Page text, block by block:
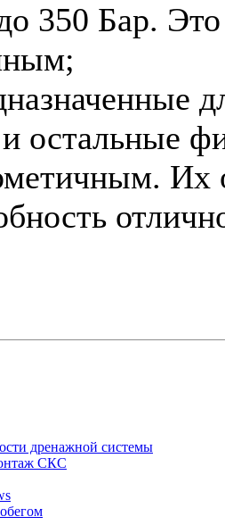
350 Бар.
остальные
Их
дренажной системы
СКС